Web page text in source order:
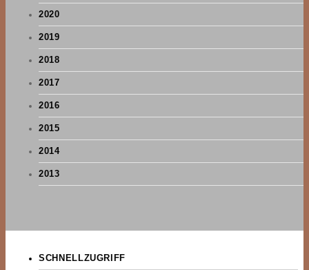
2020
2019
2018
2017
2016
2015
2014
2013
SCHNELLZUGRIFF